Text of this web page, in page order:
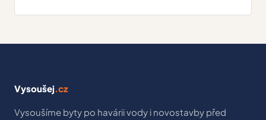
Vysoušej.cz
Vysoušíme byty po havárii vody i novostavby před